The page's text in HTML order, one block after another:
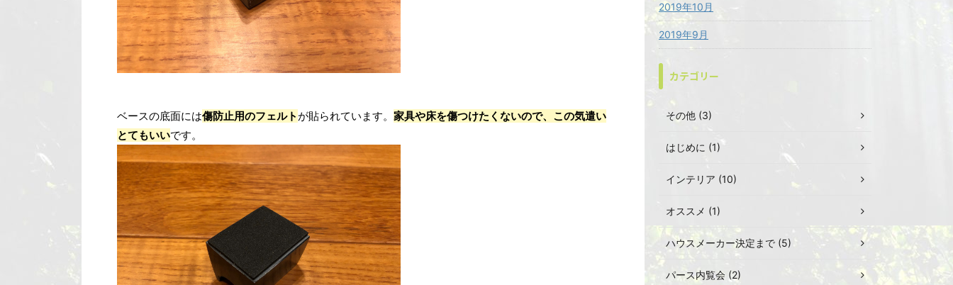
ベースの底面には傷防止用のフェルト が貼られています。 家具や床を傷つけたくないので、この気遣い
とてもいいです。
2019年10月
2019年9月
カテゴリー
その他 (3)
はじめに (1)
インテリア (10)
オススメ (1)
ハウスメーカー決定まで (5)
パース内覧会 (2)